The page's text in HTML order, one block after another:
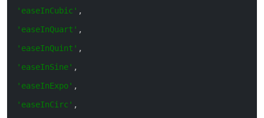
'easeInCubic' ,
'easeInQuart' ,
'easeInQuint' ,
'easeInSine' ,
'easeInExpo' ,
'easeInCirc' ,